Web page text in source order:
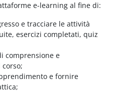
e-learning al fine di:
e tracciare le attività
esercizi completati, quiz
comprensione e
corso;
e fornire